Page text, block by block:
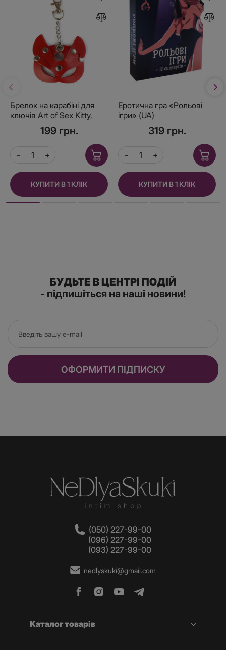
Брелок на карабіні для
ключів Art of Sex Kitty,
Червоний199 грн.
КУПИТИ В 1 КЛІК
Еротична гра «Рольові
ігри» (UA)
319 грн.
КУПИТИ В 1 КЛІК
БУДЬТЕ В ЦЕНТРІ ПОДІЙ
- підпишіться на наші новини!
ОФОРМИТИ ПІДПИСКУ
(050) 227-99-00
(096) 227-99-00
(093) 227-99-00
nedlyskuki@gmail.com
Каталог товарів